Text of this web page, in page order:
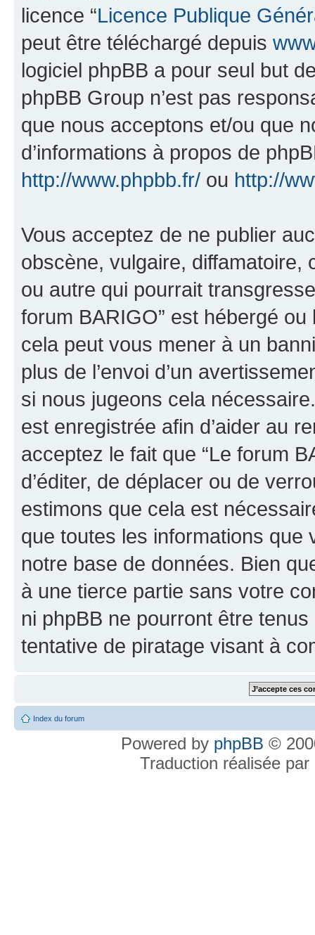
licence “Licence Publique
peut être téléchargé depuis
logiciel phpBB a pour seul but
phpBB Group n’est pas
que nous acceptons et/ou que
d’informations à propos de
http://www.phpbb.fr/ ou http://
Vous acceptez de ne publier
obscène, vulgaire, diffamatoire,
ou autre qui pourrait
forum BARIGO” est hébergé
cela peut vous mener à un
plus de l’envoi d’un
si nous jugeons cela
est enregistrée afin d’aider au
acceptez le fait que “Le forum
d’éditer, de déplacer ou de
estimons que cela est
que toutes les informations
notre base de données. Bien
à une tierce partie sans votre
ni phpBB ne pourront être
tentative de piratage visant à
Index du forum
Powered by phpBB ©
Traduction réalisée par